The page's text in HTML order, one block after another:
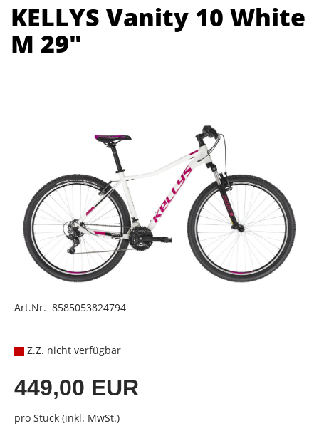
KELLYS Vanity 10 White
M 29"
Art.Nr. 8585053824794
Z.Z. nicht verfügbar
449,00 EUR
pro Stück (inkl. MwSt.)